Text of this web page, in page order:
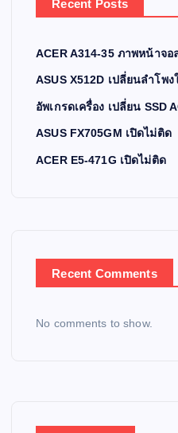
Recent Posts
ACER A314-35 ภาพหน้าจอ
ASUS X512D เปลี่ยนลำโพง
อัพเกรดเครื่อง เปลี่ยน SSD
ASUS FX705GM เปิดไม่ติด
ACER E5-471G เปิดไม่ติด
Recent Comments
No comments to show.